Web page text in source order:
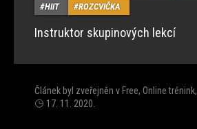
HIIT
ROZCVIČKA
Instruktor skupinových lekcí
Článek byl zveřejněn v Free, Online trénink,
17. 11. 2020